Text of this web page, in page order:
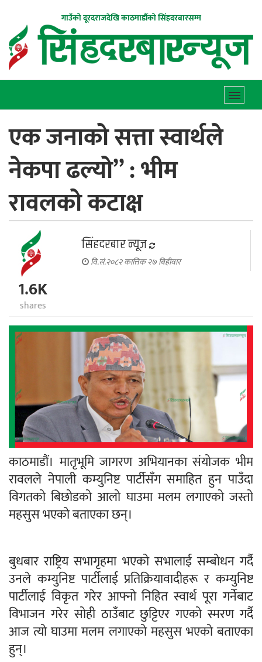
गाउँको दूरदराजदेखि काठमाडौंको सिंहदरबारसम्म
एक जनाको सत्ता स्वार्थले
नेकपा ढल्यो” : भीम
रावलको कटाक्ष
सिंहदरबार न्यूज
वि.सं.२०८२ कात्तिक २७ बिहीवार
1.6K
shares
काठमाडौं। मातृभूमि जागरण अभियानका संयोजक भीम
रावलले नेपाली कम्युनिष्ट पार्टीसँग समाहित हुन पाउँदा
विगतको बिछोडको आलो घाउमा मलम लगाएको जस्तो
महसुस भएको बताएका छन्।
बुधबार राष्ट्रिय सभागृहमा भएको सभालाई सम्बोधन गर्दै
उनले कम्युनिष्ट पार्टीलाई प्रतिक्रियावादीहरू र कम्युनिष्ट
पार्टीलाई विकृत गरेर आफ्नो निहित स्वार्थ पूरा गर्नेबाट
विभाजन गरेर सोही ठाउँबाट छुट्टिएर गएको स्मरण गर्दै
आज त्यो घाउमा मलम लगाएको महसुस भएको बताएका
हुन्।